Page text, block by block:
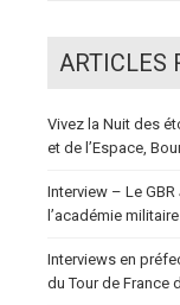
ARTICLES
Vivez la Nuit des
et de l’Espace,
Interview – Le
l’académie
Interviews en
du Tour de France